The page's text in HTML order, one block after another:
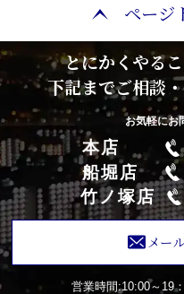
ページ
とにかくやる
下記までご相談
お気軽にお
本店
船堀店
竹ノ塚店
メー
営業時間:10:00～19